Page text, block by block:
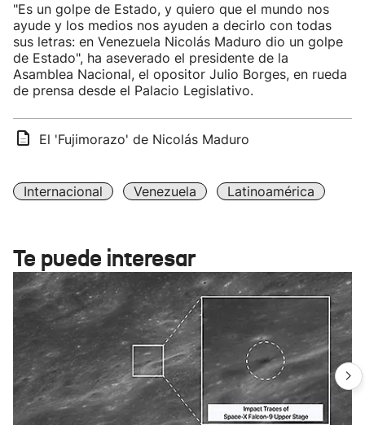
"Es un golpe de Estado, y quiero que el mundo nos
ayude y los medios nos ayuden a decirlo con todas
sus letras: en Venezuela Nicolás Maduro dio un golpe
de Estado", ha aseverado el presidente de la
Asamblea Nacional, el opositor Julio Borges, en rueda
de prensa desde el Palacio Legislativo.
El 'Fujimorazo' de Nicolás Maduro
Internacional Venezuela Latinoamérica
Te puede interesar